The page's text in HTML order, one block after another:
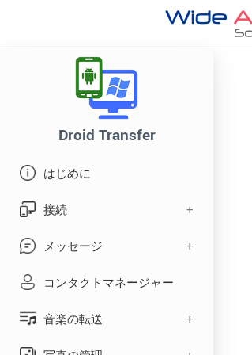
Droid Transfer
はじめに
接続
Wi-Fi接続
Wi-Fi接続のトラブルシュー
メッセージ
テキストのバックアップ
SMS印刷
コンタクトマネージャー
音楽の転送